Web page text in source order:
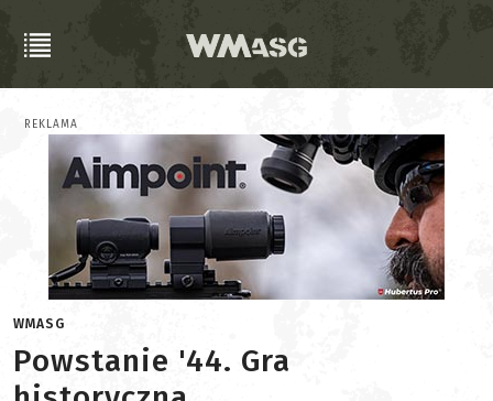
REKLAMA
WMASG
Powstanie '44. Gra